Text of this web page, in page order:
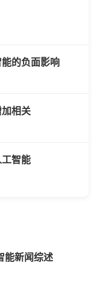
的负面影响
相关
智能
新闻综述